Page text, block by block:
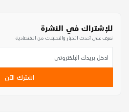
للإشتراك في النشرة
تعرف على أحدث الأخبار والتحليلات من الاقتصادية
اشترك الآن